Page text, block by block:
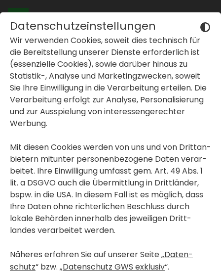
Datenschutzeinstellungen
Wir verwenden Cookies, soweit dies tech­nisch für
die Bereit­stel­lung unserer Dienste erfor­der­lich ist
(essen­zi­elle Cookies), sowie darüber hinaus zu
Statistik-, Analyse und Marke­ting­zwe­cken, soweit
Sie Ihre Einwil­li­gung in die Verar­bei­tung erteilen. Die
Verar­bei­tung erfolgt zur Analyse, Perso­na­li­sie­rung
und zur Ausspie­lung von inter­es­sen­ge­rechter
Werbung.
Mit diesen Cookies werden von uns und von Dritt­an­
bie­tern mitunter perso­nen­be­zo­gene Daten verar­
beitet. Ihre Einwil­li­gung umfasst gem. Art. 49 Abs. 1
lit. a DSGVO auch die Übermitt­lung in Dritt­länder,
bspw. in die USA. In diesem Fall ist es möglich, dass
Ihre Daten ohne rich­ter­li­chen Beschluss durch
lokale Behörden inner­halb des jewei­ligen Dritt­
landes verar­beitet werden.
Näheres erfahren Sie auf unserer Seite „Daten­
schutz“ bzw. „Daten­schutz GWS exklusiv“.
oder ausblenden
oder ausblenden
oder ausblenden
Klimaori­en­tiertes
Bauen
seit Jahr­zehnten.
Nach­hal­tiges Denken und Handeln prägen die
GWS schon seit Beginn. Ebenso wie Leist­bar­keit
und regio­nale Part­ner­schaften.